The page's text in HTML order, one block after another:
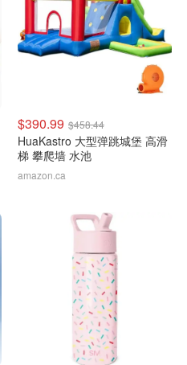
$390.99 $458.44
HuaKastro 大型弹跳城堡 高滑
梯 攀爬墙 水池
amazon.ca